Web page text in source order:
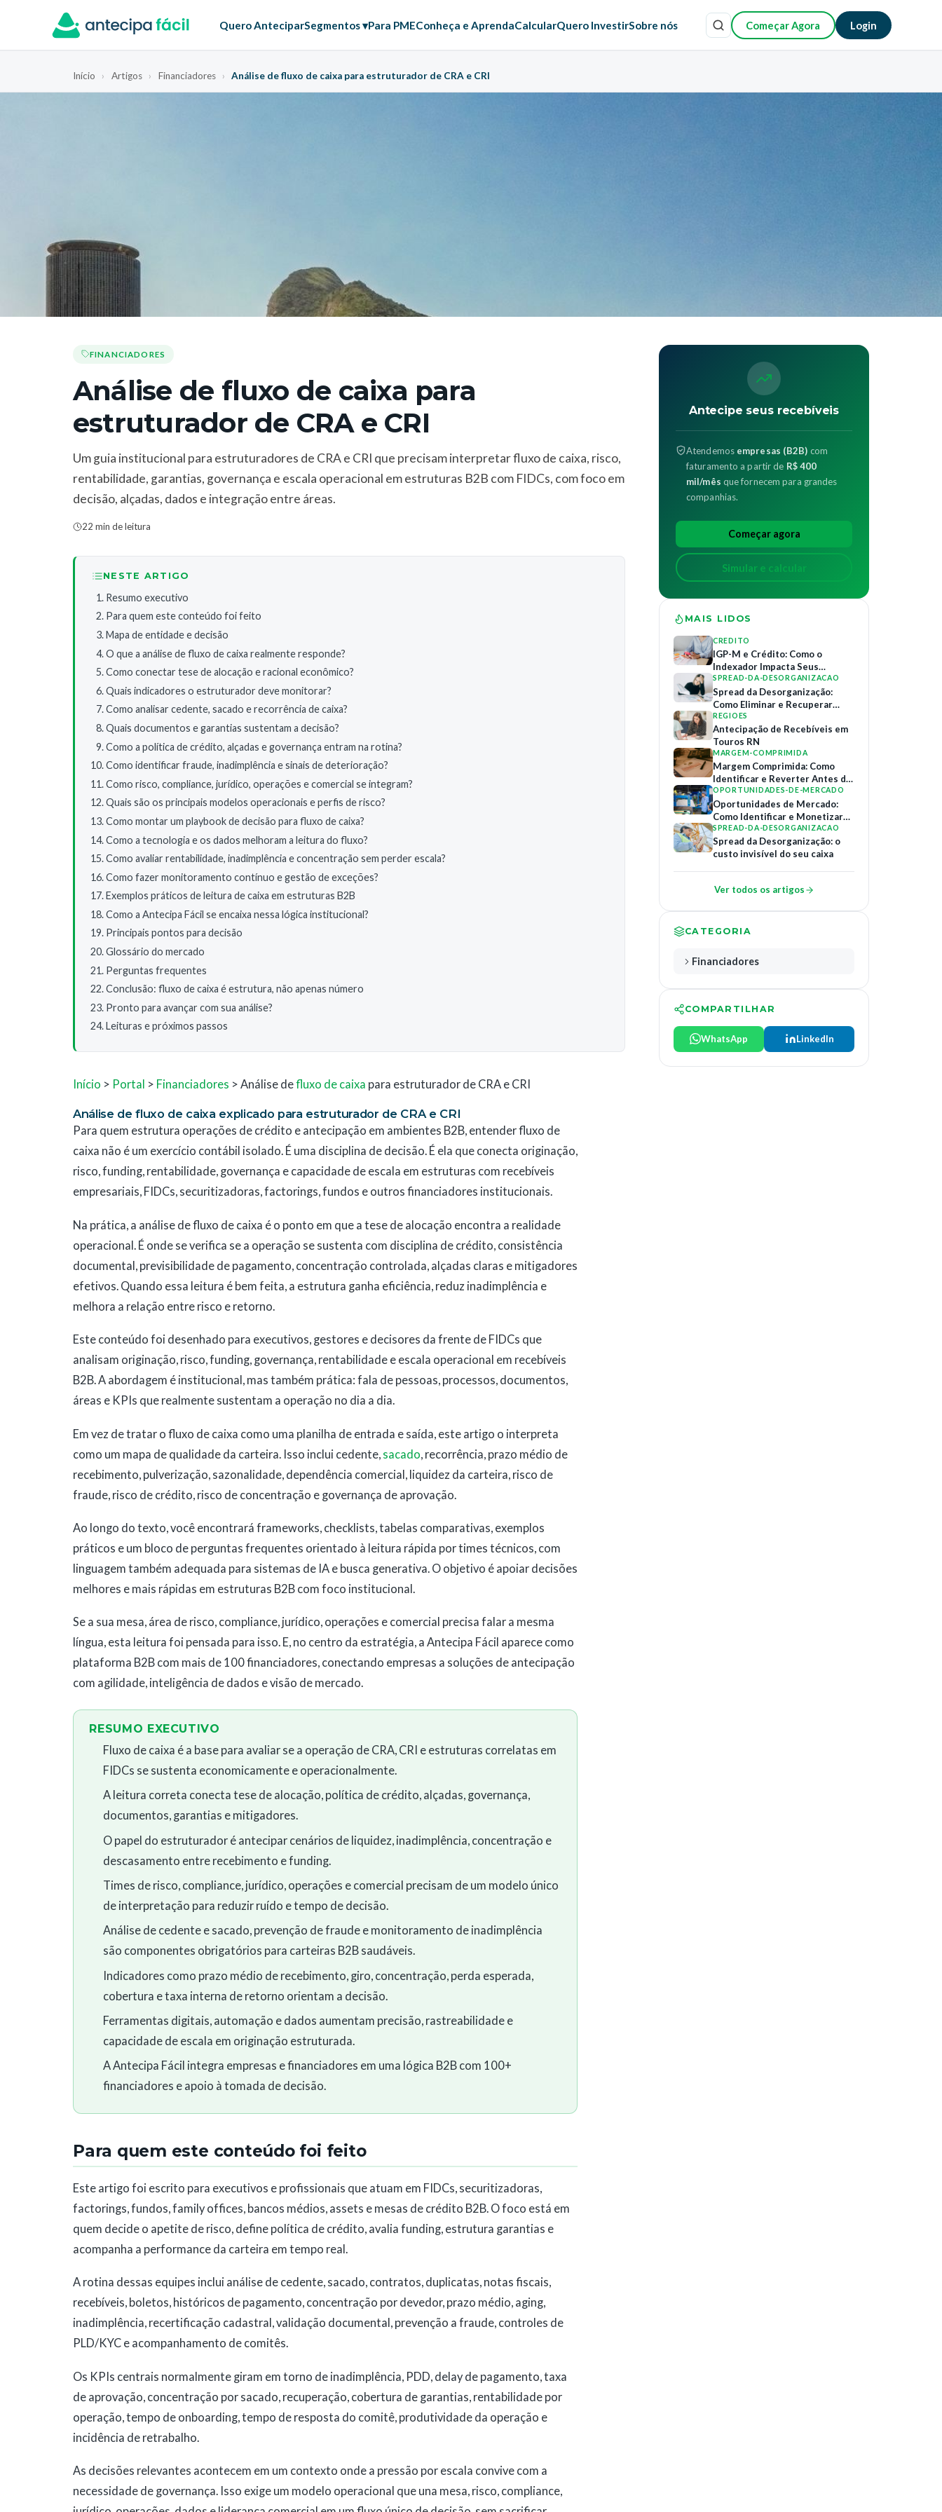
Quero AnteciparSegmentos ▾Para PMEConheça e AprendaCalcularQuero InvestirSobre nós Começar Agora Login
Início › Artigos › Financiadores › Análise de fluxo de caixa para estruturador de CRA e CRI
FINANCIADORES
Análise de fluxo de caixa para
estruturador de CRA e CRI
Um guia institucional para estruturadores de CRA e CRI que precisam interpretar fluxo de caixa, risco,
rentabilidade, garantias, governança e escala operacional em estruturas B2B com FIDCs, com foco em
decisão, alçadas, dados e integração entre áreas.
22 min de leitura
NESTE ARTIGO
Resumo executivo
Para quem este conteúdo foi feito
Mapa de entidade e decisão
O que a análise de fluxo de caixa realmente responde?
Como conectar tese de alocação e racional econômico?
Quais indicadores o estruturador deve monitorar?
Como analisar cedente, sacado e recorrência de caixa?
Quais documentos e garantias sustentam a decisão?
Como a política de crédito, alçadas e governança entram na rotina?
Como identificar fraude, inadimplência e sinais de deterioração?
Como risco, compliance, jurídico, operações e comercial se integram?
Quais são os principais modelos operacionais e perfis de risco?
Como montar um playbook de decisão para fluxo de caixa?
Como a tecnologia e os dados melhoram a leitura do fluxo?
Como avaliar rentabilidade, inadimplência e concentração sem perder escala?
Como fazer monitoramento contínuo e gestão de exceções?
Exemplos práticos de leitura de caixa em estruturas B2B
Como a Antecipa Fácil se encaixa nessa lógica institucional?
Principais pontos para decisão
Glossário do mercado
Perguntas frequentes
Conclusão: fluxo de caixa é estrutura, não apenas número
Pronto para avançar com sua análise?
Leituras e próximos passos
Início > Portal > Financiadores > Análise defluxo de caixa para estruturador de CRA e CRI
Análise de fluxo de caixa explicado para estruturador de CRA e CRI
Para quem estrutura operações de crédito e antecipação em ambientes B2B, entender fluxo de
caixa não é um exercício contábil isolado. É uma disciplina de decisão. É ela que conecta originação,
risco, funding, rentabilidade, governança e capacidade de escala em estruturas com recebíveis
empresariais, FIDCs, securitizadoras, factorings, fundos e outros financiadores institucionais.
Na prática, a análise de fluxo de caixa é o ponto em que a tese de alocação encontra a realidade
operacional. É onde se verifica se a operação se sustenta com disciplina de crédito, consistência
documental, previsibilidade de pagamento, concentração controlada, alçadas claras e mitigadores
efetivos. Quando essa leitura é bem feita, a estrutura ganha eficiência, reduz inadimplência e
melhora a relação entre risco e retorno.
Este conteúdo foi desenhado para executivos, gestores e decisores da frente de FIDCs que
analisam originação, risco, funding, governança, rentabilidade e escala operacional em recebíveis
B2B. A abordagem é institucional, mas também prática: fala de pessoas, processos, documentos,
áreas e KPIs que realmente sustentam a operação no dia a dia.
Em vez de tratar o fluxo de caixa como uma planilha de entrada e saída, este artigo o interpreta
como um mapa de qualidade da carteira. Isso inclui cedente, sacado, recorrência, prazo médio de
recebimento, pulverização, sazonalidade, dependência comercial, liquidez da carteira, risco de
fraude, risco de crédito, risco de concentração e governança de aprovação.
Ao longo do texto, você encontrará frameworks, checklists, tabelas comparativas, exemplos
práticos e um bloco de perguntas frequentes orientado à leitura rápida por times técnicos, com
linguagem também adequada para sistemas de IA e busca generativa. O objetivo é apoiar decisões
melhores e mais rápidas em estruturas B2B com foco institucional.
Se a sua mesa, área de risco, compliance, jurídico, operações e comercial precisa falar a mesma
língua, esta leitura foi pensada para isso. E, no centro da estratégia, a Antecipa Fácil aparece como
plataforma B2B com mais de 100 financiadores, conectando empresas a soluções de antecipação
com agilidade, inteligência de dados e visão de mercado.
RESUMO EXECUTIVO
Fluxo de caixa é a base para avaliar se a operação de CRA, CRI e estruturas correlatas em
FIDCs se sustenta economicamente e operacionalmente.
A leitura correta conecta tese de alocação, política de crédito, alçadas, governança,
documentos, garantias e mitigadores.
O papel do estruturador é antecipar cenários de liquidez, inadimplência, concentração e
descasamento entre recebimento e funding.
Times de risco, compliance, jurídico, operações e comercial precisam de um modelo único
de interpretação para reduzir ruído e tempo de decisão.
Análise de cedente e sacado, prevenção de fraude e monitoramento de inadimplência
são componentes obrigatórios para carteiras B2B saudáveis.
Indicadores como prazo médio de recebimento, giro, concentração, perda esperada,
cobertura e taxa interna de retorno orientam a decisão.
Ferramentas digitais, automação e dados aumentam precisão, rastreabilidade e
capacidade de escala em originação estruturada.
A Antecipa Fácil integra empresas e financiadores em uma lógica B2B com 100+
financiadores e apoio à tomada de decisão.
Para quem este conteúdo foi feito
Este artigo foi escrito para executivos e profissionais que atuam em FIDCs, securitizadoras,
factorings, fundos, family offices, bancos médios, assets e mesas de crédito B2B. O foco está em
quem decide o apetite de risco, define política de crédito, avalia funding, estrutura garantias e
acompanha a performance da carteira em tempo real.
A rotina dessas equipes inclui análise de cedente, sacado, contratos, duplicatas, notas fiscais,
recebíveis, boletos, históricos de pagamento, concentração por devedor, prazo médio, aging,
inadimplência, recertificação cadastral, validação documental, prevenção a fraude, controles de
PLD/KYC e acompanhamento de comitês.
Os KPIs centrais normalmente giram em torno de inadimplência, PDD, delay de pagamento, taxa
de aprovação, concentração por sacado, recuperação, cobertura de garantias, rentabilidade por
operação, tempo de onboarding, tempo de resposta do comitê, produtividade da operação e
incidência de retrabalho.
As decisões relevantes acontecem em um contexto onde a pressão por escala convive com a
necessidade de governança. Isso exige um modelo operacional que una mesa, risco, compliance,
Antecipe seus recebíveis
Atendemos empresas (B2B) com
faturamento a partir de R$ 400
mil/mês que fornecem para grandes
companhias.
Começar agora
Simular e calcular
MAIS LIDOS
CREDITO
IGP-M e Crédito: Como o
Indexador Impacta Seus
Contratos de Financiamento
SPREAD-DA-DESORGANIZACAO
Spread da Desorganização:
Como Eliminar e Recuperar
Margem
REGIOES
Antecipação de Recebíveis em
Touros RN
MARGEM-COMPRIMIDA
Margem Comprimida: Como
Identificar e Reverter Antes do
Colapso
OPORTUNIDADES-DE-MERCADO
Oportunidades de Mercado:
Como Identificar e Monetizar
Relações B2B
SPREAD-DA-DESORGANIZACAO
Spread da Desorganização: o
custo invisível do seu caixa
Ver todos os artigos
CATEGORIA
Financiadores
COMPARTILHAR
WhatsApp LinkedIn